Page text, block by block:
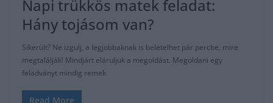
Napi trükkös matek feladat:
Hány tojásom van?
Sikerült? Ne izgulj, a legjobbaknak is beletelhet pár percbe, mire
megtalálják! Mindjárt eláruljuk a megoldást. Megoldani egy
feladványt mindig remek
Read More